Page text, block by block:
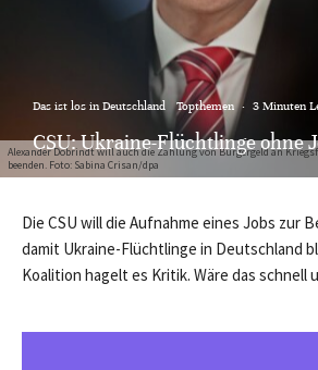
Alexander Dobrindt will auch die Zahlung von Bürgergeld an
beenden. Foto: Sabina Crisan/dpa
Das ist los in Deutschland Topthemen · 3 Minuten
CSU: Ukraine-Flüchtlinge ohne
Die CSU will die Aufnahme eines Jobs zur
damit Ukraine-Flüchtlinge in Deutschland
Koalition hagelt es Kritik. Wäre das schnell